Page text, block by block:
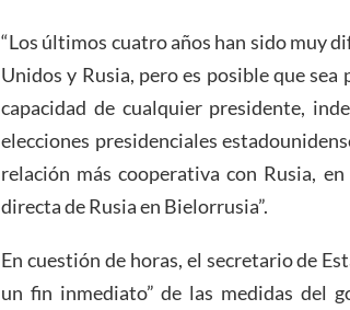
“Los últimos cuatro años han sido muy
Unidos y Rusia, pero es posible que
capacidad de cualquier presidente,
elecciones presidenciales
relación más cooperativa con Rusia,
directa de Rusia en Bielorrusia”.
En cuestión de horas, el secretario de
un fin inmediato” de las medidas del